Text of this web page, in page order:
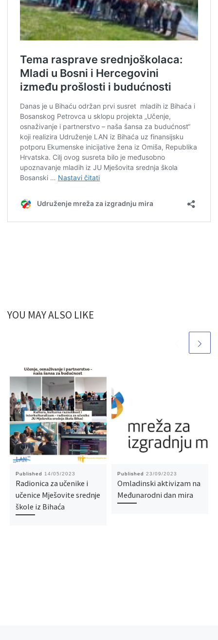
YOU MAY ALSO LIKE
Published 14/05/2023
Radionica za učenike i
učenice Mješovite srednje
škole iz Bihaća
Published 23/09/2023
Omladinski aktivizam na
Međunarodni dan mira